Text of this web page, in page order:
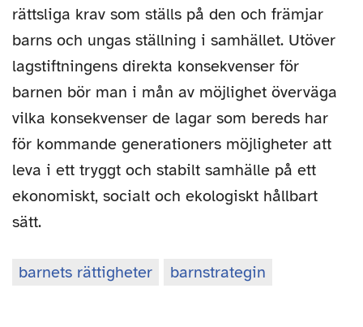
rättsliga krav som ställs på den och främjar
barns och ungas ställning i samhället. Utöver
lagstiftningens direkta konsekvenser för
barnen bör man i mån av möjlighet överväga
vilka konsekvenser de lagar som bereds har
för kommande generationers möjligheter att
leva i ett tryggt och stabilt samhälle på ett
ekonomiskt, socialt och ekologiskt hållbart
sätt.
Nyckelord:
barnets rättigheter barnstrategin